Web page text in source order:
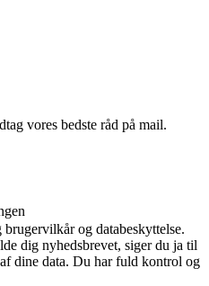
vores bedste råd på mail.
og databeskyttelse.
dig nyhedsbrevet, siger du ja til
dine data. Du har fuld kontrol og